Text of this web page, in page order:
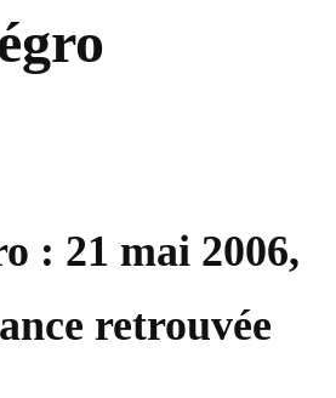
: 21 mai 2006,
retrouvée